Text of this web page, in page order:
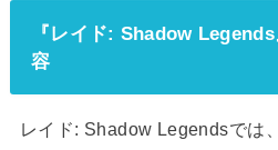
『レイド: Shadow
容
レイド: Shadow Legendsでは